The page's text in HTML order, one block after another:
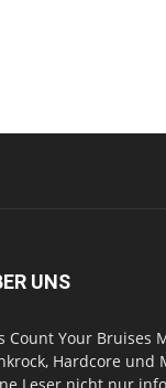
UNS
Count Your Bruises
Hardcore und